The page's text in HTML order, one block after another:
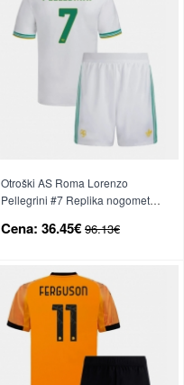
Otroški AS Roma Lorenzo
Pellegrini #7 Replika nogometni
Kratek Rokav (+ hlače)
Cena: 36.45€ 96.13€